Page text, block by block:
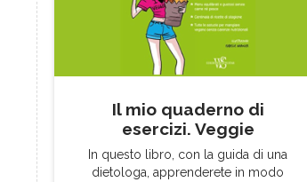
Il mio quaderno di
esercizi. Veggie
In questo libro, con la guida di una
dietologa, apprenderete in modo